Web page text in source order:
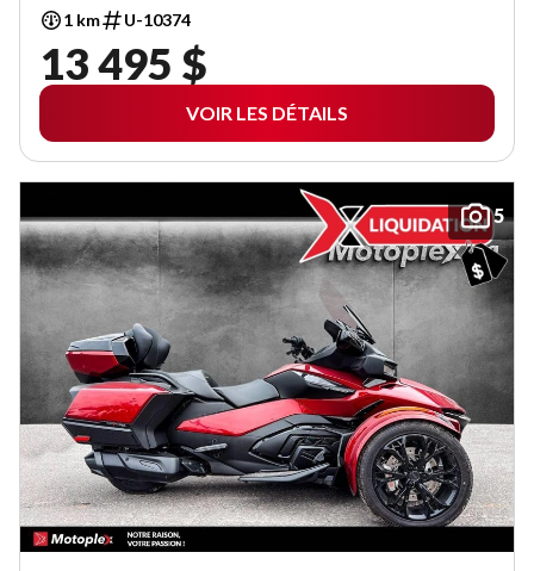
1 km U-10374
13 495 $
VOIR LES DÉTAILS
5